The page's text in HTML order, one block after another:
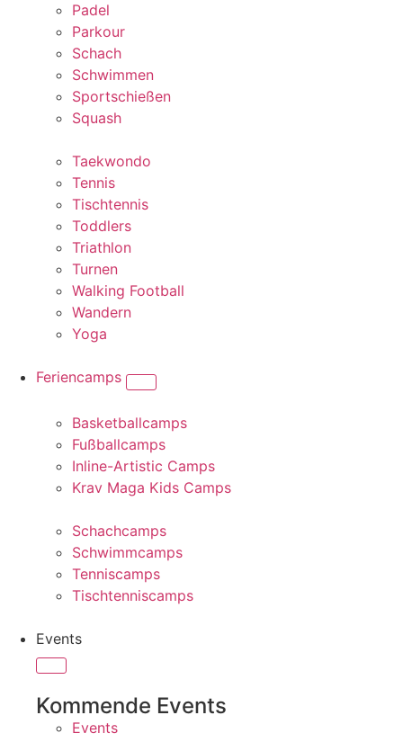
Padel
Parkour
Schach
Schwimmen
Sportschießen
Squash
Taekwondo
Tennis
Tischtennis
Toddlers
Triathlon
Turnen
Walking Football
Wandern
Yoga
Feriencamps
Basketballcamps
Fußballcamps
Inline-Artistic Camps
Krav Maga Kids Camps
Schachcamps
Schwimmcamps
Tenniscamps
Tischtenniscamps
Events
Kommende Events
Events